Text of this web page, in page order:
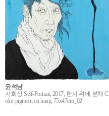
윤석남
자화상 Self-Portrait, 2017, 한지 위에 분채 C
olor pigment on hanji, 75x47cm_02